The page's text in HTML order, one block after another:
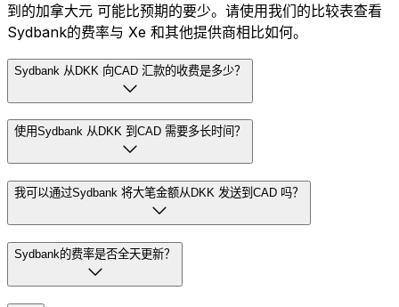
到的加拿大元 可能比预期的要少。请使用我们的比较表查看
Sydbank的费率与 Xe 和其他提供商相比如何。
Sydbank 从DKK 向CAD 汇款的收费是多少？
使用Sydbank 从DKK 到CAD 需要多长时间？
我可以通过Sydbank 将大笔金额从DKK 发送到CAD 吗？
Sydbank的费率是否全天更新？